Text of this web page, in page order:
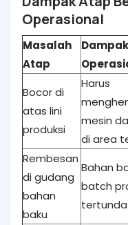
Operasional
Masalah
Atap
Bocor di
atas lini
produksi
Harus
mesin
di area
Rembesan
di gudang
bahan
baku
Bahan
batch
tertunda